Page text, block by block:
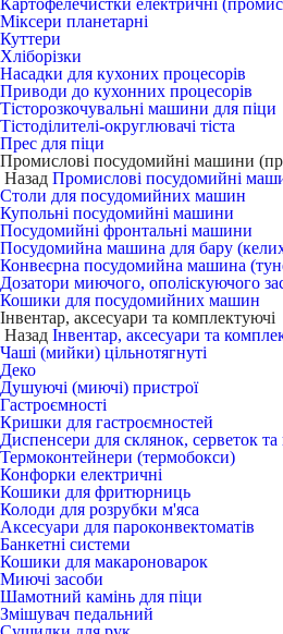
Картофелечистки електричні
Міксери планетарні
Куттери
Хліборізки
Насадки для кухоних процесорів
Приводи до кухонних процесорів
Тісторозкочувальні машини для піци
Тістоділителі-округлювачі тіста
Прес для піци
Промислові посудомийні машини
Назад Промислові посудомийні
Столи для посудомийних машин
Купольні посудомийні машини
Посудомийні фронтальні машини
Посудомийна машина для бару
Конвеєрна посудомийна машина
Дозатори миючого, ополіскуючого
Кошики для посудомийних машин
Інвентар, аксесуари та комплектуючі
Назад Інвентар, аксесуари та
Чаші (мийки) цільнотягнуті
Деко
Душуючі (миючі) пристрої
Гастроємності
Кришки для гастроємностей
Диспенсери для склянок, серветок
Термоконтейнери (термобокси)
Конфорки електричні
Кошики для фритюрниць
Колоди для розрубки м'яса
Аксесуари для пароконвектоматів
Банкетні системи
Кошики для макароноварок
Миючі засоби
Шамотний камінь для піци
Змішувач педальний